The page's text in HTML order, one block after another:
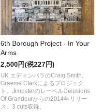
6th Borough Project - In Your
Arms
2,500円(税227円)
UK エディンバラのCraig Smith,
Graeme Clarkによるプロジェク
ト。JimpsterのレーベルDelusions
Of Grandeurからの2014年リリー
ス。3 cuts収録。